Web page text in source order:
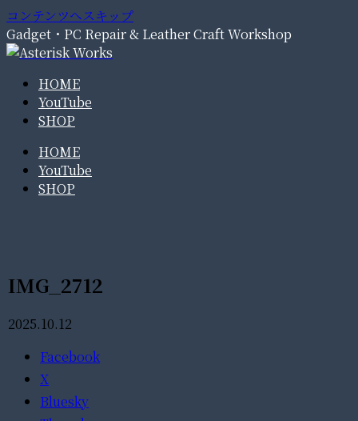
コンテンツへスキップ
Gadget・PC Repair & Leather Craft Workshop
HOME
YouTube
SHOP
HOME
YouTube
SHOP
IMG_2712
2025.10.12
Facebook
X
Bluesky